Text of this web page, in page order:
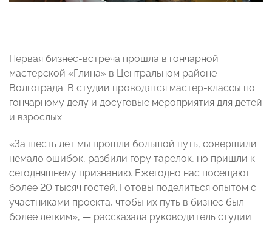
Первая бизнес-встреча прошла в гончарной
мастерской «Глина» в Центральном районе
Волгограда. В студии проводятся мастер-классы по
гончарному делу и досуговые мероприятия для детей
и взрослых.
«За шесть лет мы прошли большой путь, совершили
немало ошибок, разбили гору тарелок, но пришли к
сегодняшнему признанию. Ежегодно нас посещают
более 20 тысяч гостей. Готовы поделиться опытом с
участниками проекта, чтобы их путь в бизнес был
более легким», — рассказала руководитель студии